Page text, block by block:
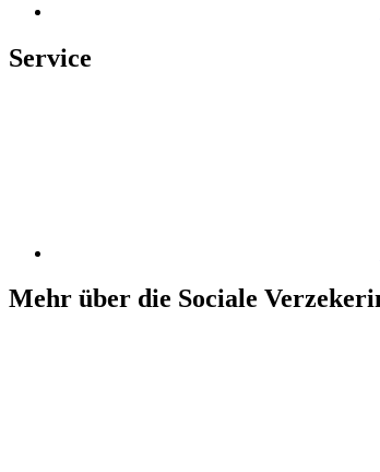
Service
Mehr über die Sociale